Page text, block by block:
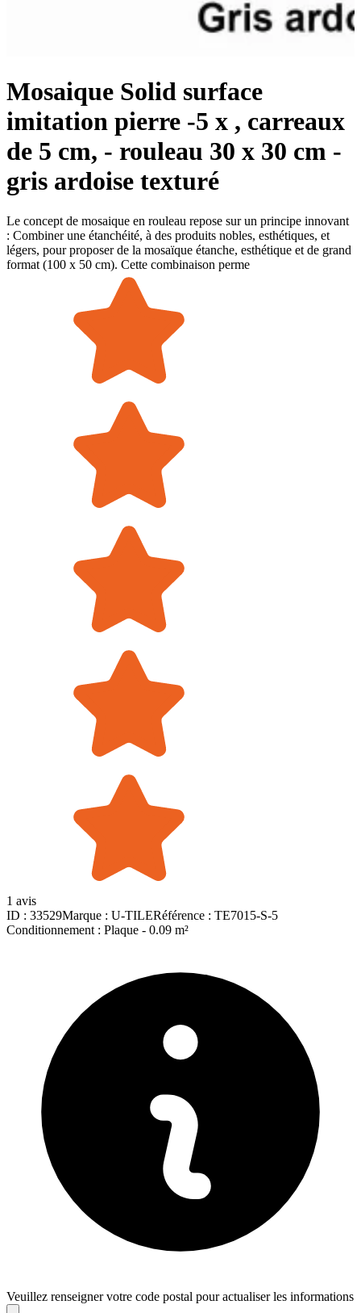
Mosaique Solid surface
imitation pierre -5 x , carreaux
de 5 cm, - rouleau 30 x 30 cm -
gris ardoise texturé
Le concept de mosaique en rouleau repose sur un principe innovant
: Combiner une étanchéité, à des produits nobles, esthétiques, et
légers, pour proposer de la mosaïque étanche, esthétique et de grand
format (100 x 50 cm). Cette combinaison perme
1 avis
ID : 33529Marque : U-TILERéférence : TE7015-S-5
Conditionnement : Plaque - 0.09 m²
Veuillez renseigner votre code postal pour actualiser les informations